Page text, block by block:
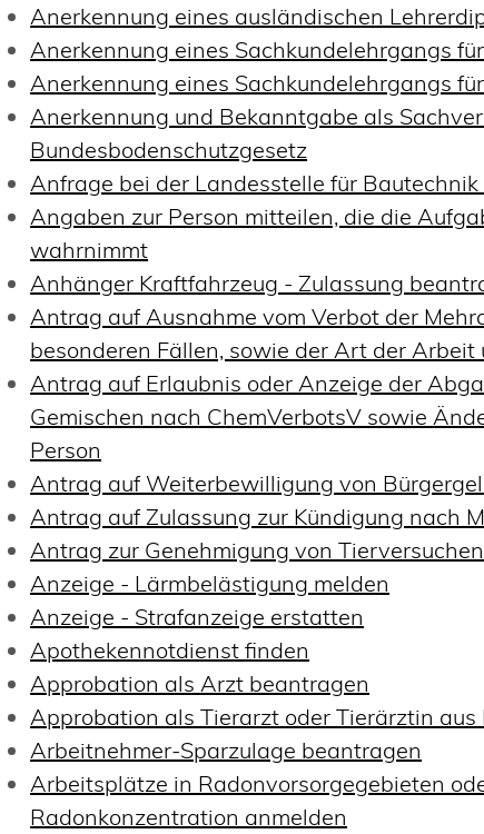
Anerkennung eines ausländischen
Anerkennung eines Sachkundelehrgangs
Anerkennung eines Sachkundelehrgangs
Anerkennung und Bekanntgabe als
Bundesbodenschutzgesetz
Anfrage bei der Landesstelle für Bautechnik
Angaben zur Person mitteilen, die die
wahrnimmt
Anhänger Kraftfahrzeug - Zulassung
Antrag auf Ausnahme vom Verbot der
besonderen Fällen, sowie der Art der
Antrag auf Erlaubnis oder Anzeige der
Gemischen nach ChemVerbotsV sowie
Person
Antrag auf Weiterbewilligung von
Antrag auf Zulassung zur Kündigung nach
Antrag zur Genehmigung von Tierversuchen
Anzeige - Lärmbelästigung melden
Anzeige - Strafanzeige erstatten
Apothekennotdienst finden
Approbation als Arzt beantragen
Approbation als Tierarzt oder Tierärztin
Arbeitnehmer-Sparzulage beantragen
Arbeitsplätze in Radonvorsorgegebieten
Radonkonzentration anmelden